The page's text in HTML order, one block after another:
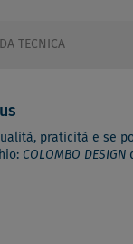
TECNICA
praticità e se
COLOMBO DESIGN